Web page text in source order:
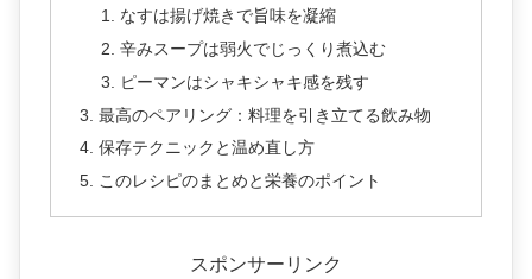
なすは揚げ焼きで旨味を凝縮
辛みスープは弱火でじっくり煮込む
ピーマンはシャキシャキ感を残す
最高のペアリング：料理を引き立てる飲み物
保存テクニックと温め直し方
このレシピのまとめと栄養のポイント
スポンサーリンク